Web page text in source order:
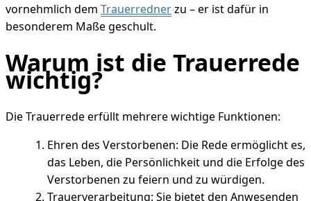
vornehmlich dem Trauerrednerzu – er ist dafür in
besonderem Maße geschult.
Warum ist die Trauerrede
wichtig?
Die Trauerrede erfüllt mehrere wichtige Funktionen:
Ehren des Verstorbenen: Die Rede ermöglicht es,
das Leben, die Persönlichkeit und die Erfolge des
Verstorbenen zu feiern und zu würdigen.
Trauerverarbeitung: Sie bietet den Anwesenden